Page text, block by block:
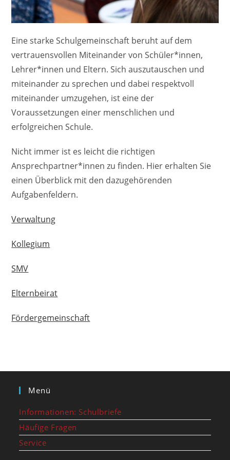
Eine starke Schulgemeinschaft beruht auf dem
vertrauensvollen Miteinander von Schüler*innen,
Lehrer*innen und Eltern. Sich auszutauschen und
miteinander zu sprechen und dabei respektvoll
miteinander umzugehen, ist eine der
Voraussetzungen einer menschlichen und
erfolgreichen Schule.
Nicht immer ist es leicht die richtigen
Ansprechpartner*innen zu finden. Hier erhalten Sie
einen Überblick mit den dazugehörenden
Aufgabenfeldern.
Verwaltung
Kollegium
SMV
Elternbeirat
Fördergemeinschaft
Menü
Informationen: Schulbriefe
Häufige Fragen
Service